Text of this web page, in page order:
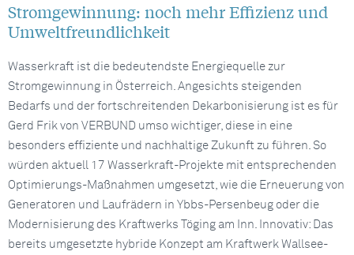
Stromgewinnung: noch mehr Effizienz und
Umweltfreundlichkeit
Wasserkraft ist die bedeutendste Energiequelle zur
Stromgewinnung in Österreich. Angesichts steigenden
Bedarfs und der fortschreitenden Dekarbonisierung ist es für
Gerd Frik von VERBUND umso wichtiger, diese in eine
besonders effiziente und nachhaltige Zukunft zu führen. So
würden aktuell 17 Wasserkraft-Projekte mit entsprechenden
Optimierungs-Maßnahmen umgesetzt, wie die Erneuerung von
Generatoren und Laufrädern in Ybbs-Persenbeug oder die
Modernisierung des Kraftwerks Töging am Inn. Innovativ: Das
bereits umgesetzte hybride Konzept am Kraftwerk Wallsee-